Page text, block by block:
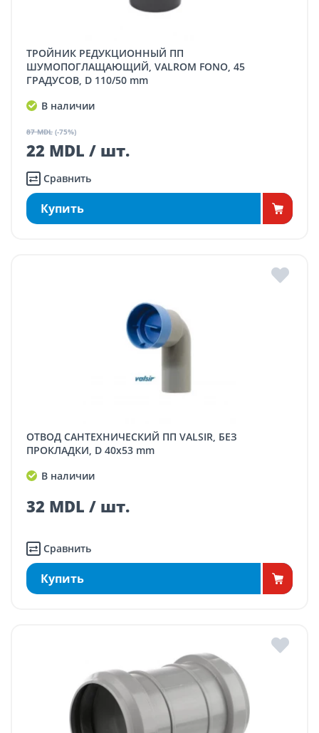
ТРОЙНИК РЕДУКЦИОННЫЙ ПП
ШУМОПОГЛАЩАЮЩИЙ, VALROM FONO, 45
ГРАДУСОВ, D 110/50 mm
В наличии
87 MDL (-75%)
22 MDL / шт.
Сравнить
Купить
ОТВОД САНТЕХНИЧЕСКИЙ ПП VALSIR, БЕЗ
ПРОКЛАДКИ, D 40x53 mm
В наличии
32 MDL / шт.
Сравнить
Купить